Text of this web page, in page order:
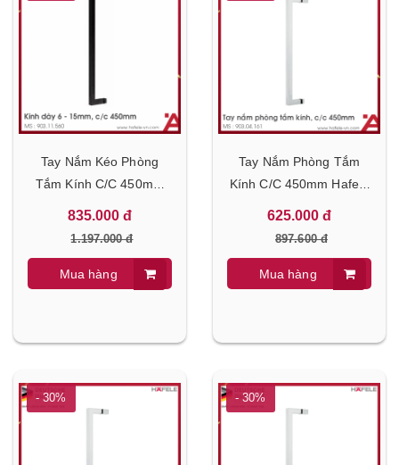
Tay Nắm Kéo Phòng
Tắm Kính C/C 450mm
Hafele 903.11.560
835.000 đ
1.197.000 đ
Mua hàng
Tay Nắm Phòng Tắm
Kính C/C 450mm Hafele
903.04.161
625.000 đ
897.600 đ
Mua hàng
- 30% - 30%